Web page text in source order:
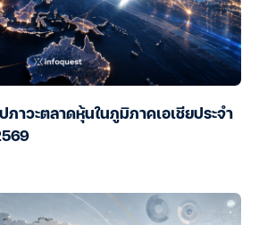
าวะตลาดหุ้นในภูมิภาคเอเชียประจำ